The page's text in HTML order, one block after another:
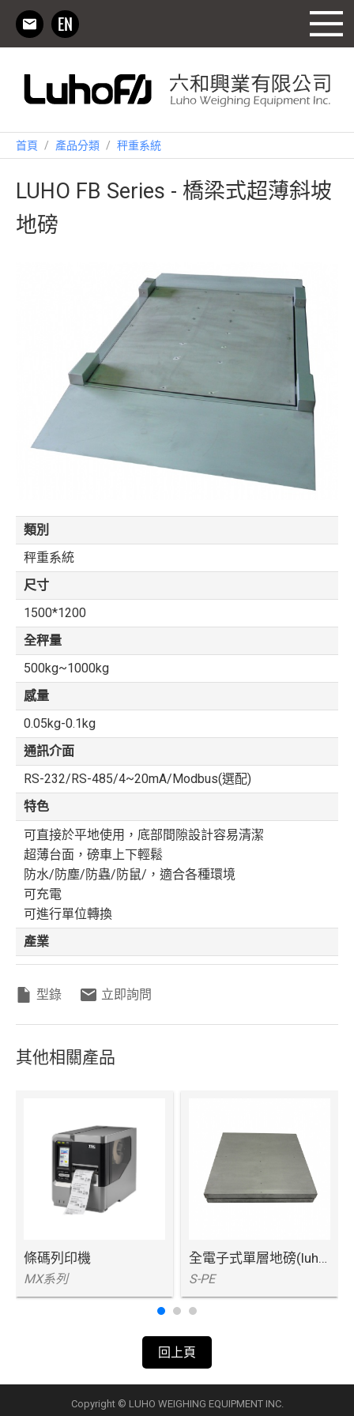
首頁 / 產品分類 / 秤重系統
LUHO FB Series - 橋梁式超薄斜坡
地磅
類別
秤重系統
尺寸
1500*1200
全秤量
500kg~1000kg
感量
0.05kg-0.1kg
通訊介面
RS-232/RS-485/4~20mA/Modbus(選配)
特色
可直接於平地使用，底部間隙設計容易清潔
超薄台面，磅車上下輕鬆
防水/防塵/防蟲/防鼠/，適合各種環境
可充電
可進行單位轉換
產業
型錄 立即詢問
其他相關產品
條碼列印機
MX系列
全電子式單層地磅(luho)
S-PE
回上頁
Copyright © LUHO WEIGHING EQUIPMENT INC.